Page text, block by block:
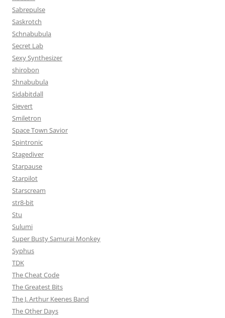
Sabrepulse
Saskrotch
Schnabubula
Secret Lab
Sexy Synthesizer
shirobon
Shnabubula
Sidabitdall
Sievert
Smiletron
Space Town Savior
Spintronic
Stagediver
Starpause
Starpilot
Starscream
str8-bit
Stu
Sulumi
Super Busty Samurai Monkey
Syphus
TDK
The Cheat Code
The Greatest Bits
The J. Arthur Keenes Band
The Other Days